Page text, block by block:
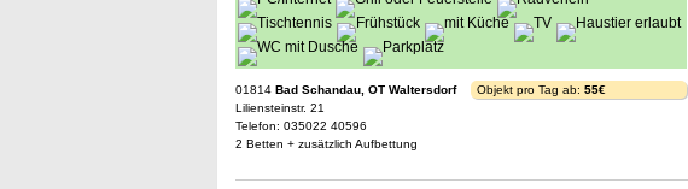
01814 Bad Schandau, OT Waltersdorf
Liliensteinstr. 21
Telefon: 035022 40596
2 Betten + zusätzlich Aufbettung
Objekt pro Tag ab: 55€